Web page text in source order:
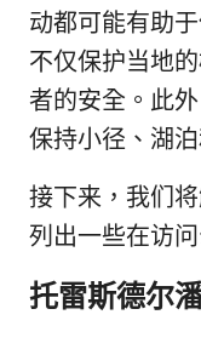
动都可能有助
不仅保护当地
者的安全。此
保持小径、湖
接下来，我们
列出一些在访
托雷斯德尔